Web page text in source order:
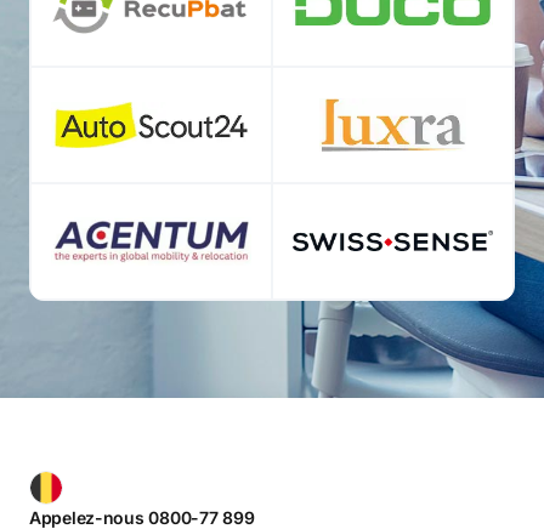
Appelez-nous 0800-77 899